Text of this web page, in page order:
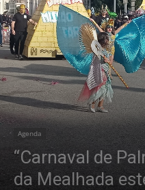
Agenda
“Carnaval de
da Mealhada